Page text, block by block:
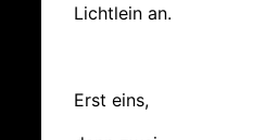
Lichtlein an.
Erst eins,